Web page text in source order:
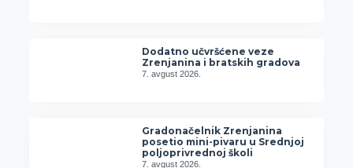
Dodatno učvršćene veze
Zrenjanina i bratskih gradova
7. avgust 2026.
Gradonačelnik Zrenjanina
posetio mini-pivaru u Srednjoj
poljoprivrednoj školi
7. avgust 2026.